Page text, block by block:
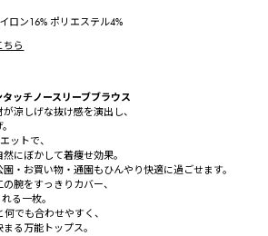
ロン16% ポリエステル4%
ちら
ッチノースリーブブラウス
涼しげな抜け感を演出し、
ットで、
にぼかして着痩せ効果。
・お買い物・通園もひんやり快適に過ごせます。
腕をすっきりカバー、
る一枚。
でも合わせやすく、
る万能トップス。